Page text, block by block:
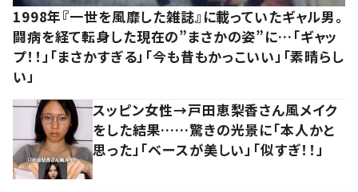
1998年『一世を風靡した雑誌』に載っていたギャル男。
闘病を経て転身した現在の”まさかの姿”に…「ギャッ
プ！！」「まさかすぎる」「今も昔もかっこいい」「素晴らし
い」
スッピン女性→戸田恵梨香さん風メイク
をした結果……驚きの光景に「本人かと
思った」「ベースが美しい」「似すぎ！！」